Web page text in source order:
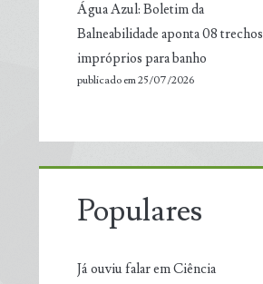
Água Azul: Boletim da
Balneabilidade aponta 08 trechos
impróprios para banho
publicado em 25/07/2026
Populares
Já ouviu falar em Ciência